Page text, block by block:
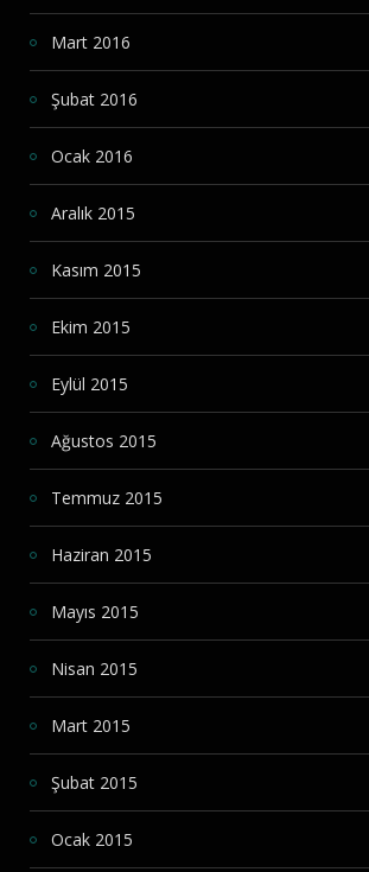
Mart 2016
Şubat 2016
Ocak 2016
Aralık 2015
Kasım 2015
Ekim 2015
Eylül 2015
Ağustos 2015
Temmuz 2015
Haziran 2015
Mayıs 2015
Nisan 2015
Mart 2015
Şubat 2015
Ocak 2015